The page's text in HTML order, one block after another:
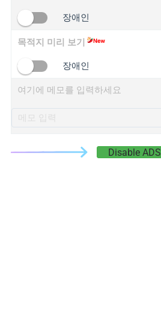
장애인
목적지 미리 보기
장애인
여기에 메모를 입력하세요
Disable ADS